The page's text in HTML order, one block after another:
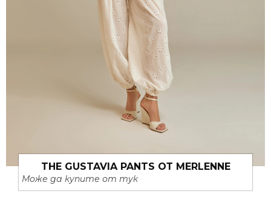
THE GUSTAVIA PANTS ОТ MERLENNE
Може да купите от тук